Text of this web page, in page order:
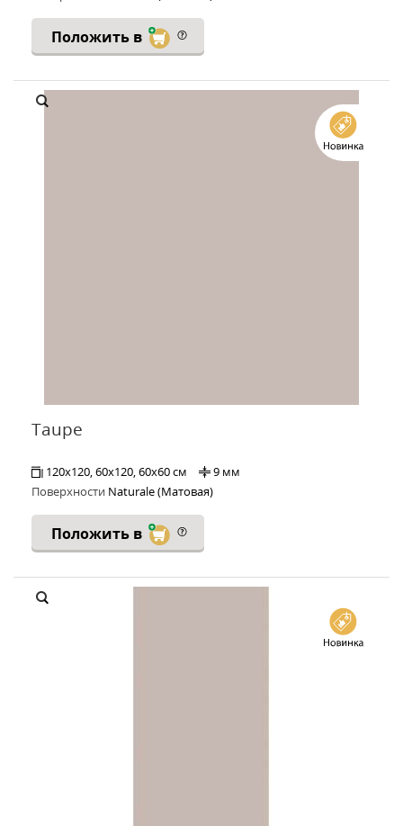
Положить в
Taupe
120x120, 60x120, 60x60 см
9 мм
Поверхности Naturale (Матовая)
Положить в